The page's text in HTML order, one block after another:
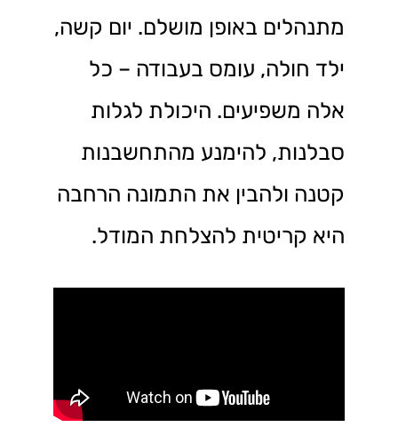
מתנהלים באופן מושלם. יום קשה,
ילד חולה, עומס בעבודה – כל
אלה משפיעים. היכולת לגלות
סבלנות, להימנע מהתחשבנות
קטנה ולהבין את התמונה הרחבה
היא קריטית להצלחת המודל.